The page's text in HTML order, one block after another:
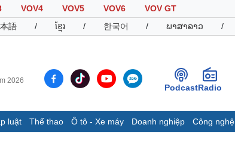
VOV4 VOV5 VOV6
VOV GT
語 / ខ្មែរ / 한국어 / ພາສາລາວ /
2026
PodcastRadio
luật Thể thao Ô tô - Xe máy Doanh nghiệp Công nghệ